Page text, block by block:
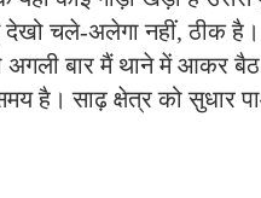
चले-अलेगा नहीं, ठीक है।
बार मैं थाने में आकर
है। साढ़ क्षेत्र को सुधार